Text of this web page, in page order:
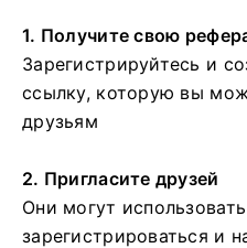
1. Получите свою
Зарегистрируйтесь и
ссылку, которую вы
друзьям
2. Пригласите друзей
Они могут
зарегистрироваться и